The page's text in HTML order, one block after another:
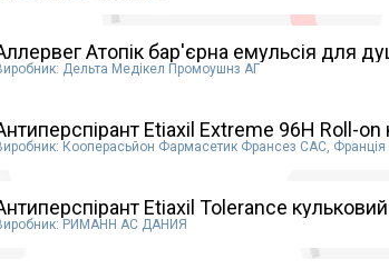
Атопік бар'єрна емульсія для
Дельта Медікел Промоушнз АГ
Etiaxil Extreme 96H Roll-on
Кооперасьйон Фармасетик Франсез САС, Франція
Etiaxil Tolerance
РИМАНН АС ДАНИЯ